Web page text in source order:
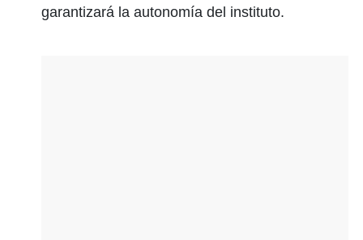
garantizará la autonomía del instituto.